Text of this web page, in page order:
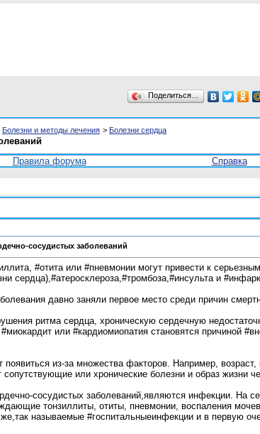
Поделиться…
Болезни и методы лечения > Болезни сердца
Правила форума Справка
сосудистых заболеваний
#отита или #пневмонии могут привести к
сердца),#атеросклероза,#тромбоза,#инсульта и
давно заняли первое место среди причин
ритма сердца, хроническую сердечную
или #кардиомиопатия становятся причиной
из-за множества факторов. Например, возраст,
или хронические болезни и образ жизни
сосудистых заболеваний,являются инфекции. На
тонзиллиты, отиты, пневмонии, воспаления
называемые #госпитальныеинфекции и в первую